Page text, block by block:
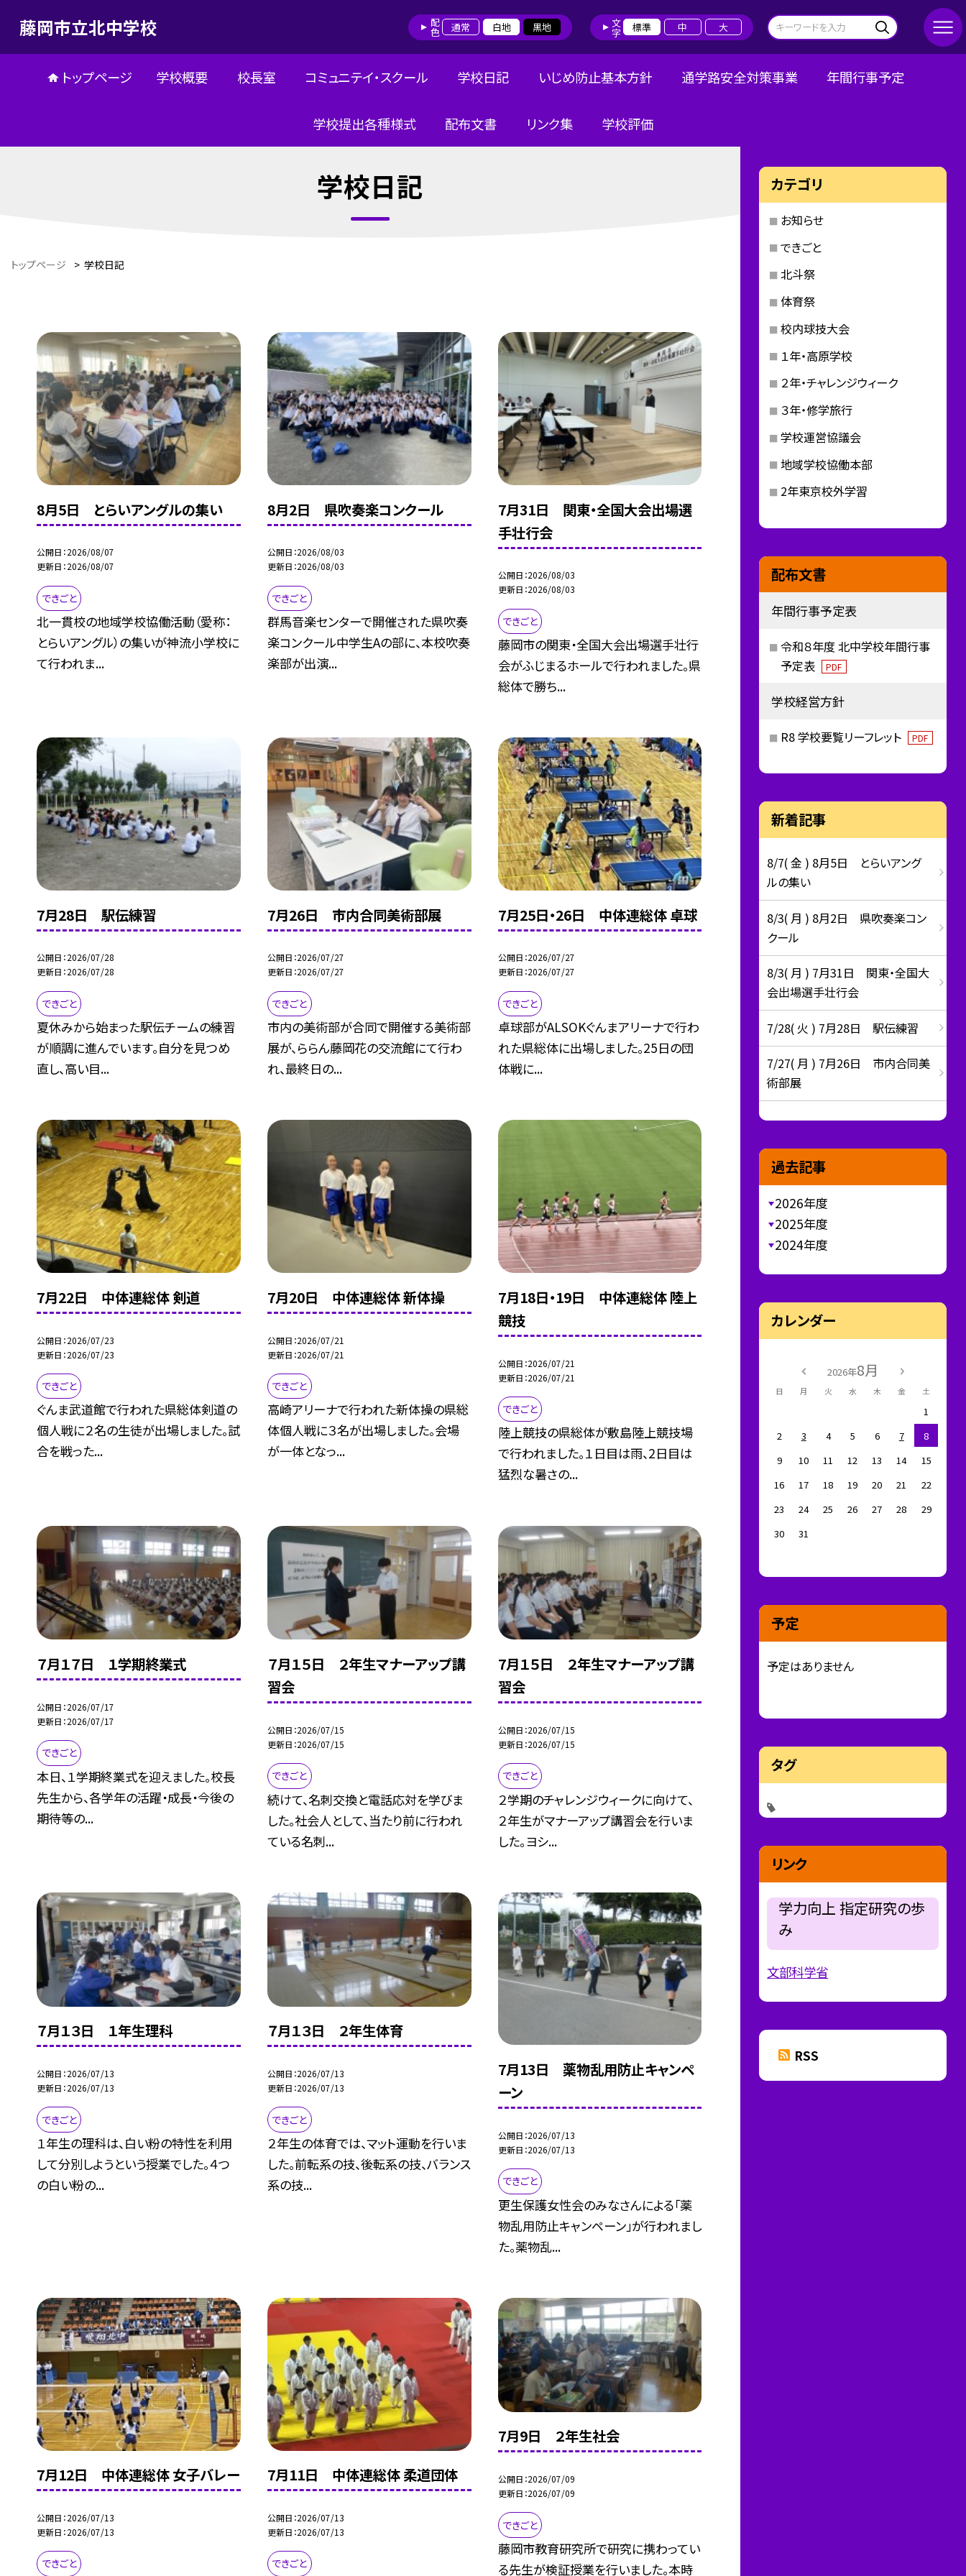
藤岡市立北中学校 配色 通常 白地 黒地 文字 標準 中 大
トップページ 学校概要 校長室 コミュニテイ・スクール 学校日記 いじめ防止基本方針 通学路安全対策事業 年間行事予定
学校提出各種様式 配布文書 リンク集 学校評価
学校日記
トップページ > 学校日記
8月5日 とらいアングルの集い
公開日 2026/08/07
更新日 2026/08/07
できごと
北一貫校の地域学校協働活動（愛称：
とらいアングル）の集いが神流小学校に
て行われま...
8月2日 県吹奏楽コンクール
公開日 2026/08/03
更新日 2026/08/03
できごと
群馬音楽センターで開催された県吹奏
楽コンクール中学生Aの部に、本校吹奏
楽部が出演...
7月31日 関東・全国大会出場選
手壮行会
公開日 2026/08/03
更新日 2026/08/03
できごと
藤岡市の関東・全国大会出場選手壮行
会がふじまるホールで行われました。県
総体で勝ち...
7月28日 駅伝練習
公開日 2026/07/28
更新日 2026/07/28
できごと
夏休みから始まった駅伝チームの練習
が順調に進んでいます。自分を見つめ
直し、高い目...
7月26日 市内合同美術部展
公開日 2026/07/27
更新日 2026/07/27
できごと
市内の美術部が合同で開催する美術部
展が、ららん藤岡花の交流館にて行わ
れ、最終日の...
7月25日・26日 中体連総体 卓球
公開日 2026/07/27
更新日 2026/07/27
できごと
卓球部がALSOKぐんまアリーナで行わ
れた県総体に出場しました。25日の団
体戦に...
7月22日 中体連総体 剣道
公開日 2026/07/23
更新日 2026/07/23
できごと
ぐんま武道館で行われた県総体剣道の
個人戦に２名の生徒が出場しました。試
合を戦った...
7月20日 中体連総体 新体操
公開日 2026/07/21
更新日 2026/07/21
できごと
高崎アリーナで行われた新体操の県総
体個人戦に３名が出場しました。会場
が一体となっ...
7月18日・19日 中体連総体 陸上
競技
公開日 2026/07/21
更新日 2026/07/21
できごと
陸上競技の県総体が敷島陸上競技場
で行われました。１日目は雨、2日目は
猛烈な暑さの...
７月１７日 １学期終業式
公開日 2026/07/17
更新日 2026/07/17
できごと
本日、１学期終業式を迎えました。校長
先生から、各学年の活躍・成長・今後の
期待等の...
７月１５日 ２年生マナーアップ講
習会
公開日 2026/07/15
更新日 2026/07/15
できごと
続けて、名刺交換と電話応対を学びま
した。社会人として、当たり前に行われ
ている名刺...
7月１５日 ２年生マナーアップ講
習会
公開日 2026/07/15
更新日 2026/07/15
できごと
２学期のチャレンジウィークに向けて、
２年生がマナーアップ講習会を行いま
した。ヨシ...
７月１３日 １年生理科
公開日 2026/07/13
更新日 2026/07/13
できごと
１年生の理科は、白い粉の特性を利用
して分別しようという授業でした。４つ
の白い粉の...
７月１３日 ２年生体育
公開日 2026/07/13
更新日 2026/07/13
できごと
２年生の体育では、マット運動を行いま
した。前転系の技、後転系の技、バランス
系の技...
7月13日 薬物乱用防止キャンペ
ーン
公開日 2026/07/13
更新日 2026/07/13
できごと
更生保護女性会のみなさんによる「薬
物乱用防止キャンペーン」が行われまし
た。薬物乱...
7月12日 中体連総体 女子バレー
公開日 2026/07/13
更新日 2026/07/13
できごと
7月11日 中体連総体 柔道団体
公開日 2026/07/13
更新日 2026/07/13
できごと
7月9日 ２年生社会
公開日 2026/07/09
更新日 2026/07/09
できごと
藤岡市教育研究所で研究に携わってい
る先生が検証授業を行いました。本時
カテゴリ
お知らせ
できごと
北斗祭
体育祭
校内球技大会
１年・高原学校
２年・チャレンジウィーク
３年・修学旅行
学校運営協議会
地域学校協働本部
2年東京校外学習
配布文書
年間行事予定表
令和８年度 北中学校年間行事
予定表
PDF
学校経営方針
R8 学校要覧リーフレット PDF
新着記事
8/7( 金 ) 8月5日 とらいアング
ルの集い
8/3( 月 ) 8月2日 県吹奏楽コン
クール
8/3( 月 ) 7月31日 関東・全国大
会出場選手壮行会
7/28( 火 ) 7月28日 駅伝練習
7/27( 月 ) 7月26日 市内合同美
術部展
過去記事
2026年度
2025年度
2024年度
カレンダー
2026年8月
日 月 火 水 木 金 土
1
2
3 4 5 6 7
8
9
10 11 12 13 14
15
16
17 18 19 20 21
22
23
24 25 26 27 28
29
30
31
予定
予定はありません
タグ
リンク
学力向上 指定研究の歩
み
文部科学省
RSS